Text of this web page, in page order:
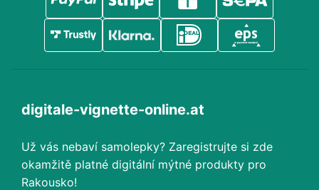
digitale-vignette-online.at
Už vás nebaví samolepky? Zaregistrujte si zde
okamžitě platné digitální mýtné produkty pro
Rakousko!